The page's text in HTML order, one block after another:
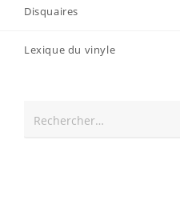
Disquaires
Lexique du vinyle
Rechercher…